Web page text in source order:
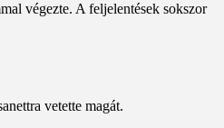
végezte. A feljelentések sokszor
vetette magát.